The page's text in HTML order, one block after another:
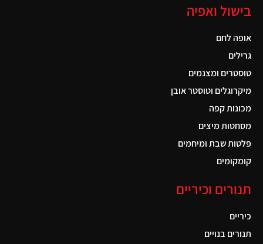
בישול ואפיה
אופה לחם
גרילים
טוסטרים ומצנמים
מיקרוגלים וטוסטר אובן
מכונות קפה
מסחטות מיצים
פלטות שבת ומיחמים
קומקומים
תנורים וכיריים
כיריים
תנורים בנויים